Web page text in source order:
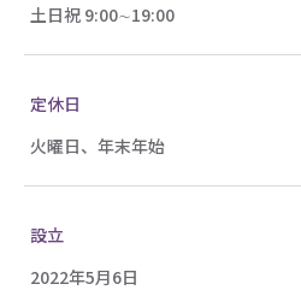
土日祝 9:00∼19:00
定休日
火曜日、年末年始
設立
2022年5月6日